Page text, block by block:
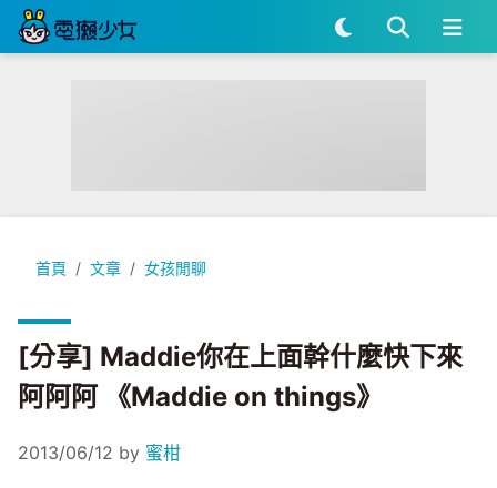
首頁 文章 女孩閒聊
[分享] Maddie你在上面幹什麼快下來阿阿阿 《Maddie on
[分享] Maddie你在上面幹什麼快下來
阿阿阿 《Maddie on things》
2013/06/12 by 蜜柑